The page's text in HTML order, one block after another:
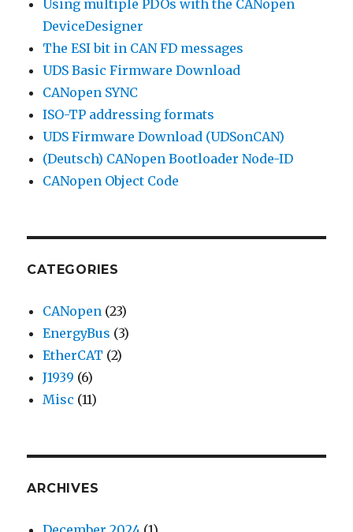
Using multiple PDOs with the CANopen
DeviceDesigner
The ESI bit in CAN FD messages
UDS Basic Firmware Download
CANopen SYNC
ISO-TP addressing formats
UDS Firmware Download (UDSonCAN)
(Deutsch) CANopen Bootloader Node-ID
CANopen Object Code
CATEGORIES
CANopen (23)
EnergyBus (3)
EtherCAT (2)
J1939 (6)
Misc (11)
ARCHIVES